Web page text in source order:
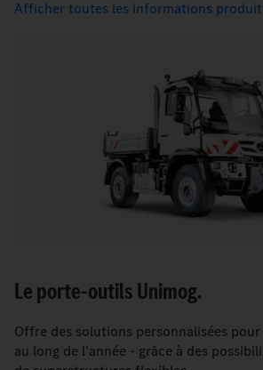
Afficher toutes les informations
Le porte-outils Unimog.
Offre des solutions personnalisées
au long de l'année - grâce à des